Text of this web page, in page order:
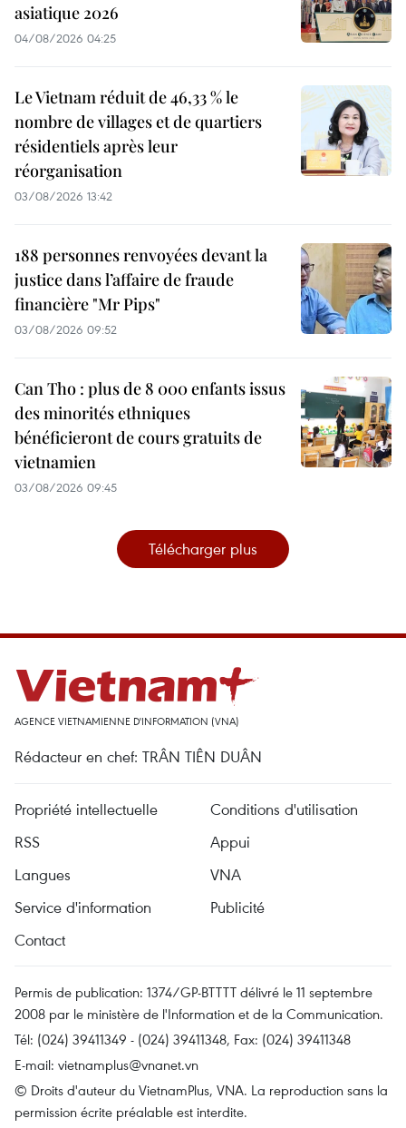
asiatique 2026
04/08/2026 04:25
Le Vietnam réduit de 46,33 % le
nombre de villages et de quartiers
résidentiels après leur
réorganisation
03/08/2026 13:42
188 personnes renvoyées devant la
justice dans l’affaire de fraude
financière "Mr Pips"
03/08/2026 09:52
Can Tho : plus de 8 000 enfants issus
des minorités ethniques
bénéficieront de cours gratuits de
vietnamien
03/08/2026 09:45
Télécharger plus
AGENCE VIETNAMIENNE D'INFORMATION (VNA)
Rédacteur en chef: TRÂN TIÊN DUÂN
Propriété intellectuelle
Conditions d'utilisation
RSS
Appui
Langues
VNA
Service d'information
Publicité
Contact
Permis de publication: 1374/GP-BTTTT délivré le 11 septembre
2008 par le ministère de l'Information et de la Communication.
Tél: (024) 39411349 - (024) 39411348, Fax: (024) 39411348
E-mail: vietnamplus@vnanet.vn
© Droits d'auteur du VietnamPlus, VNA. La reproduction sans la
permission écrite préalable est interdite.